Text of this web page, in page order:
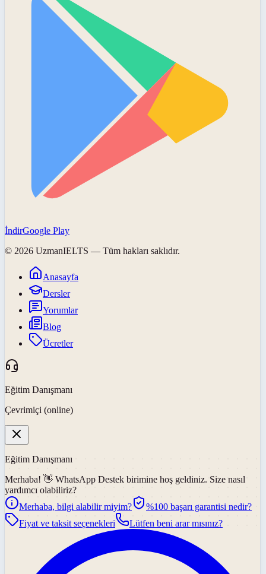
İndirGoogle Play
© 2026 UzmanIELTS — Tüm hakları saklıdır.
Anasayfa
Dersler
Yorumlar
Blog
Ücretler
Eğitim Danışmanı
Çevrimiçi (online)
Eğitim Danışmanı
Merhaba! 👋 WhatsApp Destek birimine hoş geldiniz. Size nasıl
yardımcı olabiliriz?
Merhaba, bilgi alabilir miyim?
%100 başarı garantisi nedir?
Fiyat ve taksit seçenekleri
Lütfen beni arar mısınız?